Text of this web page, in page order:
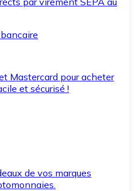
Mastercard pour acheter
et sécurisé !
de vos marques